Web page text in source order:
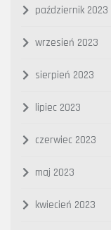
październik 2023
wrzesień 2023
sierpień 2023
lipiec 2023
czerwiec 2023
maj 2023
kwiecień 2023